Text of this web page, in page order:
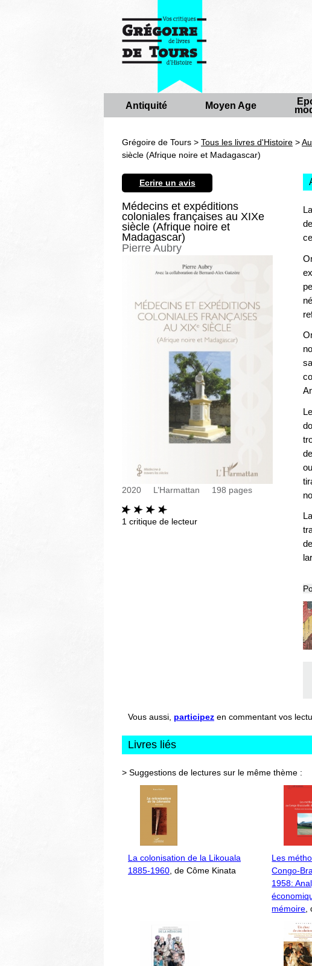
Antiquité Moyen Age
Grégoire de Tours > Tous les livres d'Histoire >
siècle (Afrique noire et Madagascar)
Ecrire un avis
Médecins et expéditions
coloniales françaises au XIXe
siècle (Afrique noire et
Madagascar)
Pierre Aubry
2020 L’Harmattan 198 pages
1 critique de lecteur
Vous aussi, participez en commentant vos
Livres liés
> Suggestions de lectures sur le même thème :
La colonisation de la Likouala
1885-1960, de Côme Kinata
Les
Congo-
1958:
mémoire,